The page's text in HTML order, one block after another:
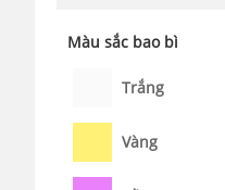
Màu sắc bao bì
Trắng
Vàng